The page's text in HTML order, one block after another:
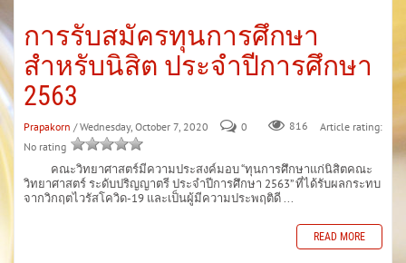
การรับสมัครทุนการศึกษา
สำหรับนิสิต ประจำปีการศึกษา
2563
Prapakorn / Wednesday, October 7, 2020 0 816
Article rating:
No rating
คณะวิทยาศาสตร์มีความประสงค์มอบ “ทุนการศึกษาแก่นิสิตคณะ
วิทยาศาสตร์ ระดับปริญญาตรี ประจำปีการศึกษา 2563” ที่ได้รับผลกระทบ
จากวิกฤตไวรัสโควิด-19 และเป็นผู้มีความประพฤติดี ...
READ MORE